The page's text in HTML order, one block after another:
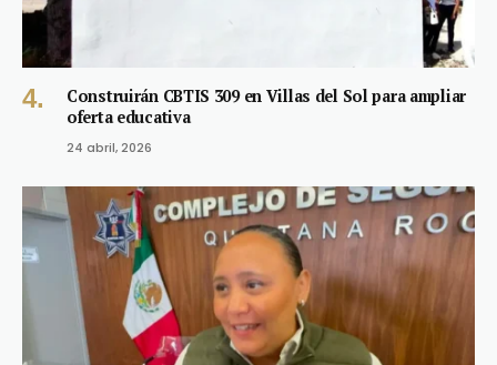
Construirán CBTIS 309 en Villas del Sol para ampliar
oferta educativa
24 abril, 2026